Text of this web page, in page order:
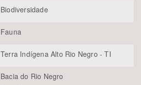
Biodiversidade
Fauna
Terra Indígena Alto Rio Negro - TI
Bacia do Rio Negro